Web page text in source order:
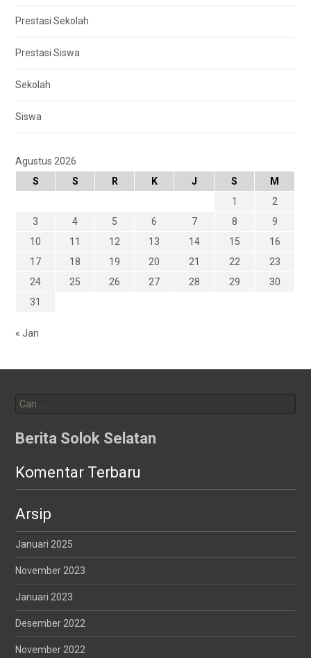
Prestasi Sekolah
Prestasi Siswa
Sekolah
Siswa
Agustus 2026
S
S R K J S
M
1
2
3
4 5 6 7 8
9
10
11 12 13 14 15
16
17
18 19 20 21 22
23
24
25 26 27 28 29
30
31
« Jan
untuk:
Berita Solok Selatan
Komentar Terbaru
Arsip
Januari 2025
November 2023
Januari 2023
Desember 2022
November 2022